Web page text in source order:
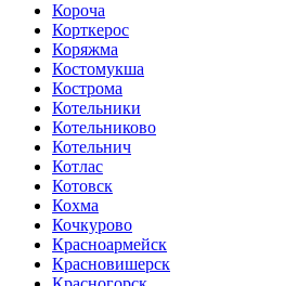
Короча
Корткерос
Коряжма
Костомукша
Кострома
Котельники
Котельниково
Котельнич
Котлас
Котовск
Кохма
Кочкурово
Красноармейск
Красновишерск